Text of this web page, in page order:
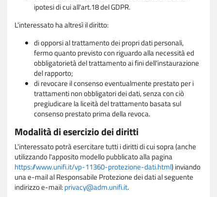
ipotesi di cui all'art.18 del GDPR.
L'interessato ha altresì il diritto:
di opporsi al trattamento dei propri dati personali,
fermo quanto previsto con riguardo alla necessità ed
obbligatorietà del trattamento ai fini dell'instaurazione
del rapporto;
di revocare il consenso eventualmente prestato per i
trattamenti non obbligatori dei dati, senza con ciò
pregiudicare la liceità del trattamento basata sul
consenso prestato prima della revoca.
Modalità di esercizio dei diritti
L'interessato potrà esercitare tutti i diritti di cui sopra (anche
utilizzando l'apposito modello pubblicato alla pagina
https://www.unifi.it/vp-11360-protezione-dati.html) inviando
una e-mail al Responsabile Protezione dei dati al seguente
indirizzo e-mail:privacy@adm.unifi.it.